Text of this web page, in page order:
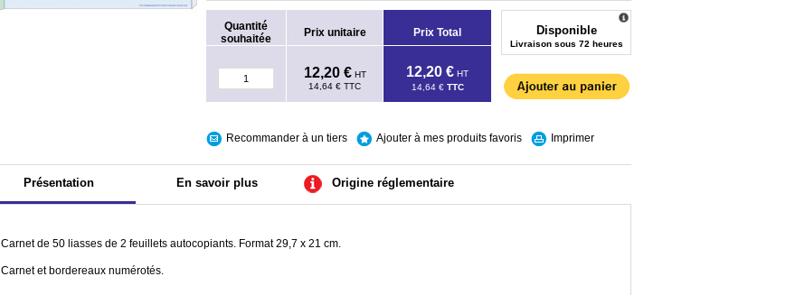
Quantité
souhaitée
Prix unitaire Prix Total
12,20 € HT
14,64 € TTC
12,20 € HT
14,64 € TTC
Disponible
Livraison sous 72 heures
Recommander à un tiers Ajouter à mes produits favoris Imprimer
Présentation En savoir plus Origine réglementaire
Carnet de 50 liasses de 2 feuillets autocopiants. Format 29,7 x 21 cm.
Carnet et bordereaux numérotés.